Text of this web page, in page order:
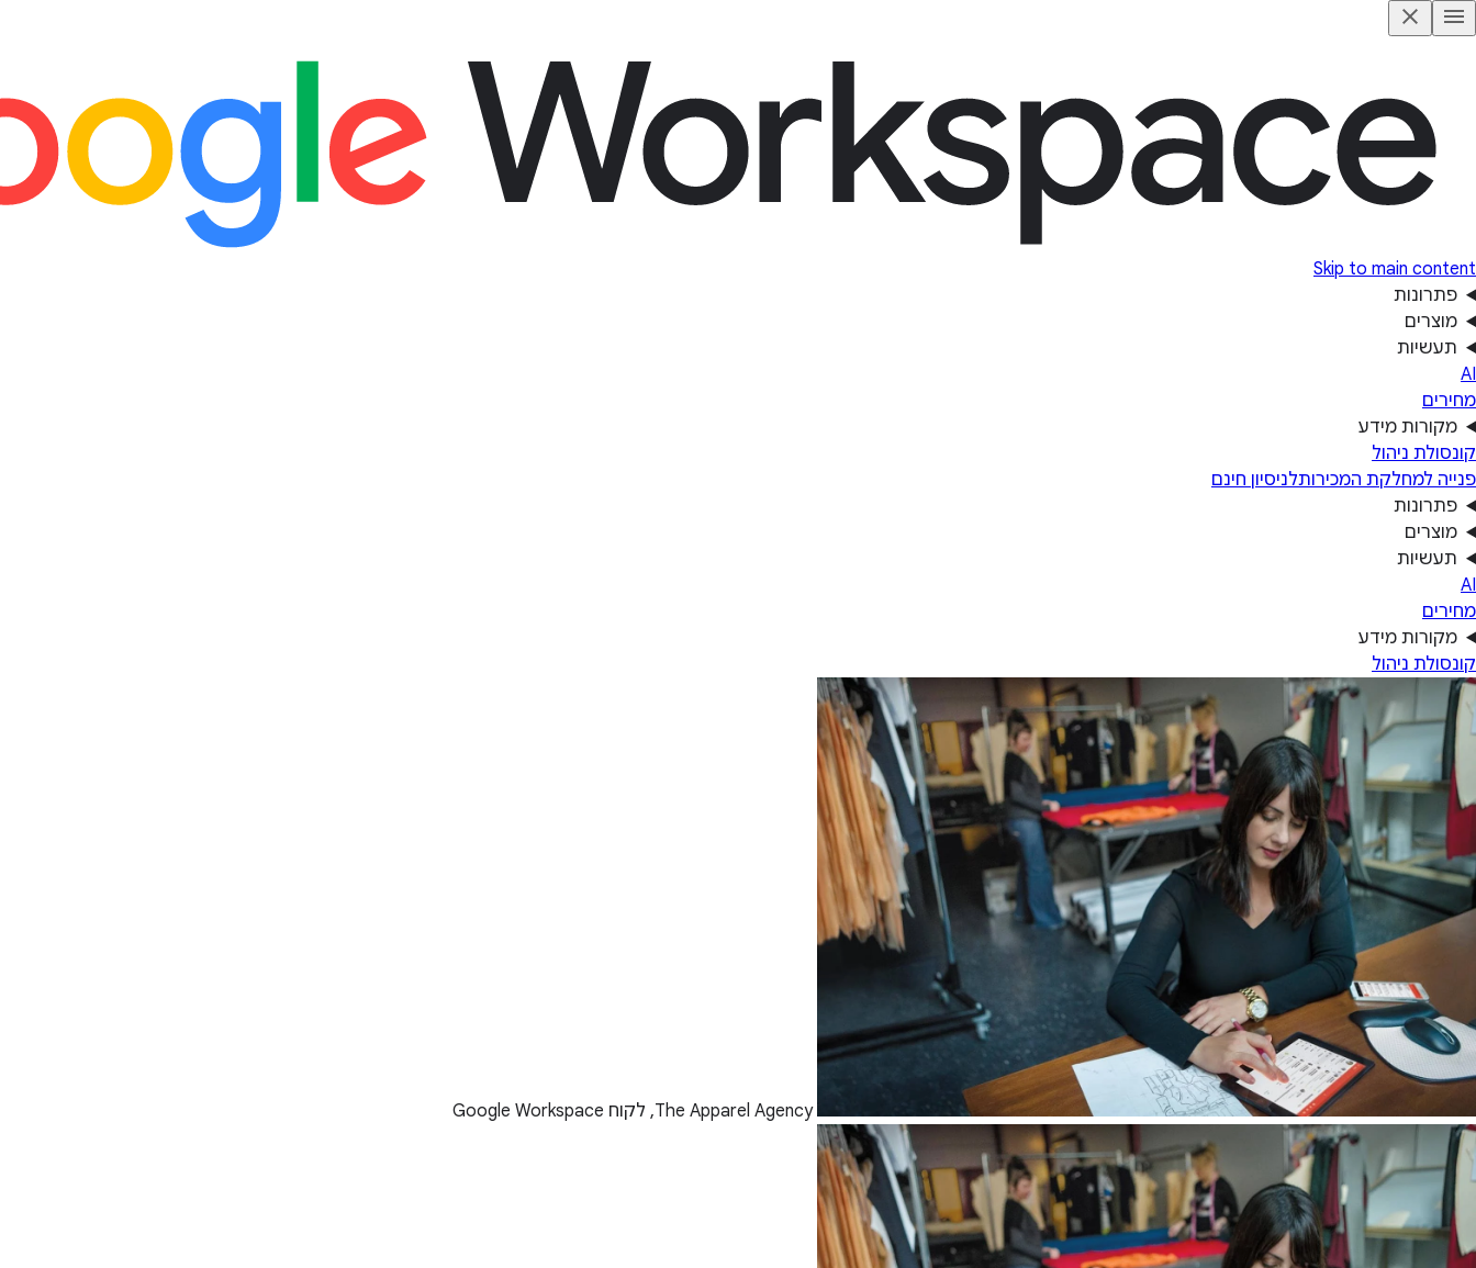
Skip to main content
פתרונות
מוצרים
תעשיות
AI
מחירים
מקורות מידע
קונסולת ניהול
פנייה למחלקת המכירותלניסיון חינם
פתרונות
מוצרים
תעשיות
AI
מחירים
מקורות מידע
קונסולת ניהול
The Apparel Agency, לקוח Google Workspace